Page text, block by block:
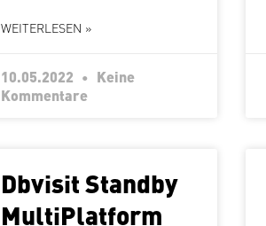
WEITERLESEN »
10.05.2022
Keine
Kommentare
Dbvisit Standby
Mul­ti­Plat­form